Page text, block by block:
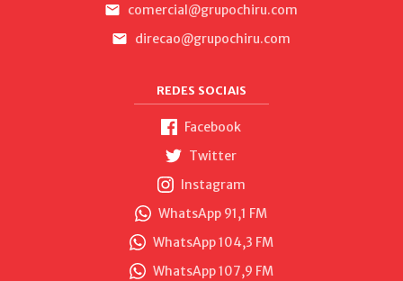
comercial@grupochiru.com
direcao@grupochiru.com
REDES SOCIAIS
Facebook
Twitter
Instagram
WhatsApp 91,1 FM
WhatsApp 104,3 FM
WhatsApp 107,9 FM